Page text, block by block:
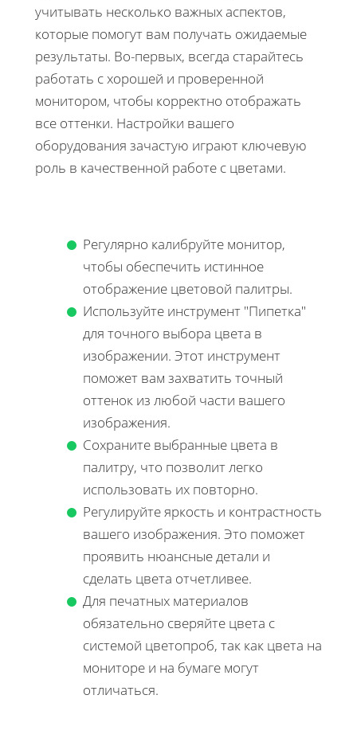
учитывать несколько важных аспектов,
которые помогут вам получать ожидаемые
результаты. Во-первых, всегда старайтесь
работать с хорошей и проверенной
монитором, чтобы корректно отображать
все оттенки. Настройки вашего
оборудования зачастую играют ключевую
роль в качественной работе с цветами.
Регулярно калибруйте монитор,
чтобы обеспечить истинное
отображение цветовой палитры.
Используйте инструмент "Пипетка"
для точного выбора цвета в
изображении. Этот инструмент
поможет вам захватить точный
оттенок из любой части вашего
изображения.
Сохраните выбранные цвета в
палитру, что позволит легко
использовать их повторно.
Регулируйте яркость и контрастность
вашего изображения. Это поможет
проявить нюансные детали и
сделать цвета отчетливее.
Для печатных материалов
обязательно сверяйте цвета с
системой цветопроб, так как цвета на
мониторе и на бумаге могут
отличаться.